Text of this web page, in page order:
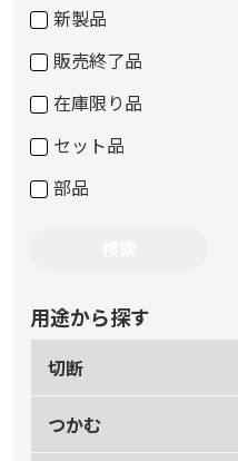
新製品
販売終了品
在庫限り品
セット品
部品
用途から探す
切断
つかむ